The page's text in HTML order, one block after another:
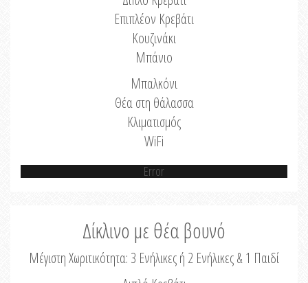
Επιπλέον Κρεβάτι
Κουζινάκι
Μπάνιο
Μπαλκόνι
Θέα στη θάλασσα
Κλιματισμός
WiFi
Error
Δίκλινο με θέα βουνό
Μέγιστη Χωριτικότητα: 3 Ενήλικες ή 2 Ενήλικες & 1 Παιδί